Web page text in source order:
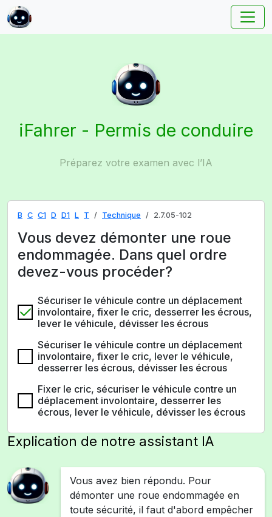
iFahrer - Permis de conduire
Préparez votre examen avec l’IA
B C C1 D D1 L T Technique 2.7.05-102
Vous devez démonter une roue
endommagée. Dans quel ordre
devez-vous procéder?
Sécuriser le véhicule contre un déplacement
involontaire, fixer le cric, desserrer les écrous,
lever le véhicule, dévisser les écrous
Sécuriser le véhicule contre un déplacement
involontaire, fixer le cric, lever le véhicule,
desserrer les écrous, dévisser les écrous
Fixer le cric, sécuriser le véhicule contre un
déplacement involontaire, desserrer les
écrous, lever le véhicule, dévisser les écrous
Explication de notre assistant IA
Vous avez bien répondu. Pour
démonter une roue endommagée en
toute sécurité, il faut d'abord empêcher